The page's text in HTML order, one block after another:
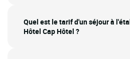
Quel est le tarif d'un séjour à
Hôtel Cap Hôtel ?